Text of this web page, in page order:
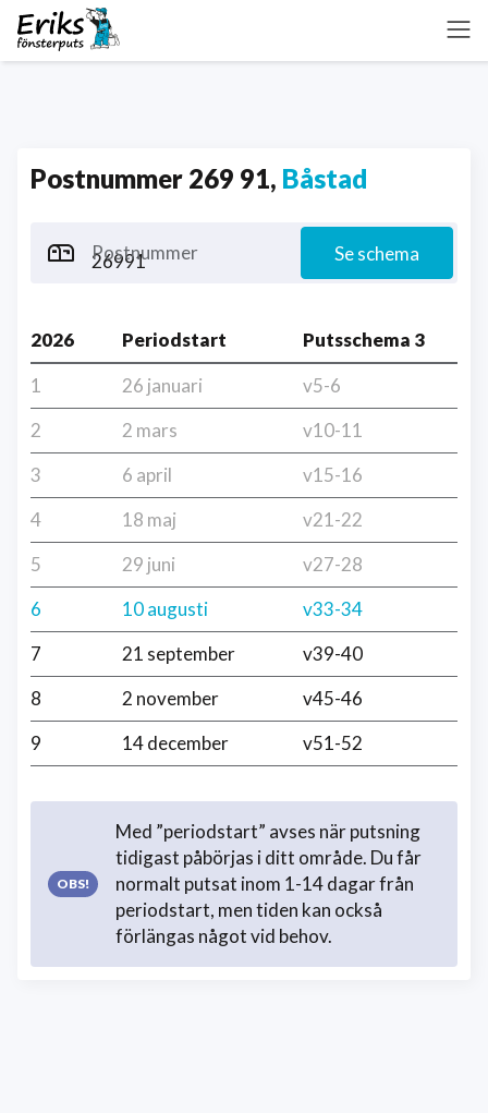
Postnummer 269 91, Båstad
Postnummer Se schema
2026 Periodstart
Putsschema 3
1
26 januari
v5-6
2
2 mars
v10-11
3
6 april
v15-16
4
18 maj
v21-22
5
29 juni
v27-28
6
10 augusti
v33-34
7
21 september
v39-40
8
2 november
v45-46
9
14 december v51-52
Med ”periodstart” avses när putsning
tidigast påbörjas i ditt område. Du får
normalt putsat inom 1-14 dagar från
periodstart, men tiden kan också
förlängas något vid behov.